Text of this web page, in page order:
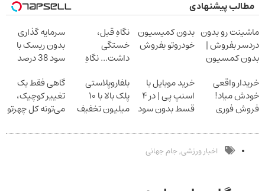
مطالب پیشنهادی
ماشینت رو بدون
دردسر بفروش |
بدون کمسیون
بدون کمیسیون
خودروتو بفروش
نگاهِ قبل،
خستگی
داشت... نگاهِ
بلفا با 25%
تخفیف
سرمایه گذاری
بدون ریسک با
سود 38 درصد
خریدار واقعی
خودش میاد!
فروش فوری
مکانیک
خرید موبایل با
اسنپ پی | در ۴
قسط بدون سود
بلفاروپلاستی
پلک بالا با ۱۰
میلیون تخفیف
گاهی فقط یک
تغییر کوچیک،
می‌تونه کل چهرتو
تغییر طبیعی
اخبار ورزشی, جام جهانی